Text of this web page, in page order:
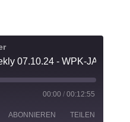
00:00 / 00:12:55
ABONNIEREN TEILEN